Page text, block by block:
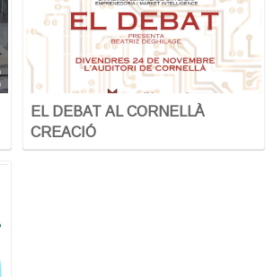
EL DEBAT AL CORNELLÀ
CREACIÓ